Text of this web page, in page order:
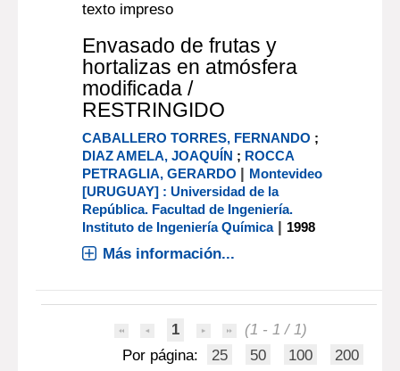
texto impreso
Envasado de frutas y
hortalizas en atmósfera
modificada /
RESTRINGIDO
CABALLERO TORRES, FERNANDO ;
DIAZ AMELA, JOAQUÍN ; ROCCA
PETRAGLIA, GERARDO | Montevideo
[URUGUAY] : Universidad de la
República. Facultad de Ingeniería.
Instituto de Ingeniería Química| 1998
Más información...
1
(1 - 1 / 1)
Por página:
25 50 100 200